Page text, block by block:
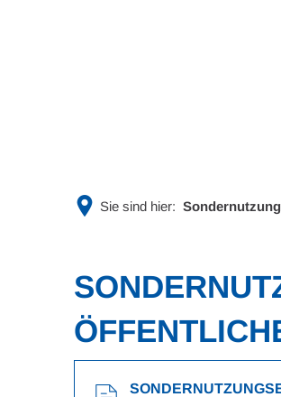
Sie sind hier: